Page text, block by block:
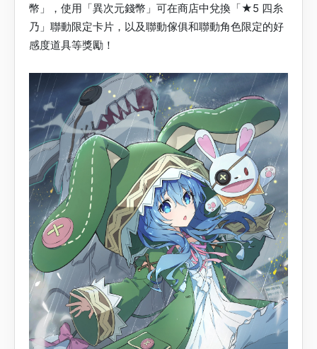
幣」，使用「異次元錢幣」可在商店中兌換「★5 四糸
乃」聯動限定卡片，以及聯動傢俱和聯動角色限定的好
感度道具等獎勵！